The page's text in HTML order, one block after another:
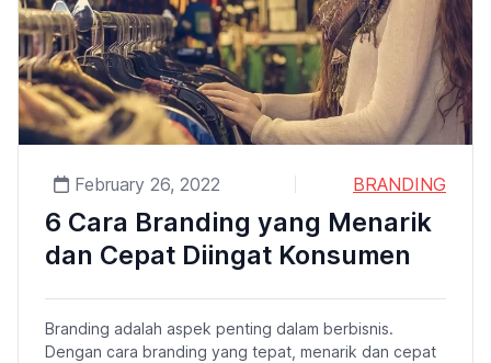
February 26, 2022 BRANDING
6 Cara Branding yang Menarik
dan Cepat Diingat Konsumen
Branding adalah aspek penting dalam berbisnis.
Dengan cara branding yang tepat, menarik dan cepat